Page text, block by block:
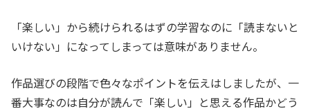
「楽しい」から続けられるはずの学習なのに「読まないと
いけない」になってしまっては意味がありません。
作品選びの段階で色々なポイントを伝えはしましたが、一
番大事なのは自分が読んで「楽しい」と思える作品かどう